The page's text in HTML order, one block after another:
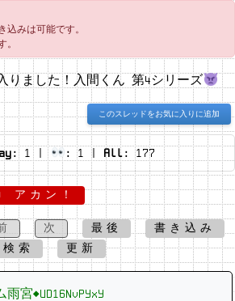
込みは可能です。
。
りました！入間くん 第4シリーズ
このスレッドをお気に入りに追加
1 | : 1 | All: 177
アカン！
次 最後
書き込み
検索
更新
雨宮◆UD16NvPYxY